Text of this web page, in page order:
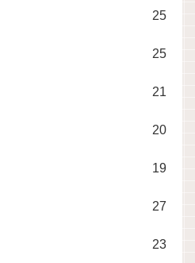
25
25
21
20
19
27
23